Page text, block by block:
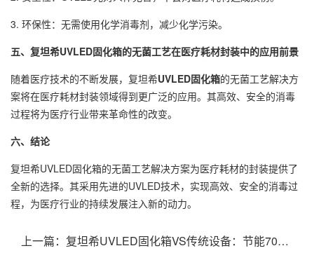
3. 环保性：无需使用化学消毒剂，减少化学污染。
五、复坦希UVLED固化箱的无菌工艺在医疗耗材封装中的应用前景
随着医疗技术的不断发展，复坦希UVLED固化箱的无菌工艺解决方
案将在医疗耗材封装领域得到更广泛的应用。其高效、安全的消毒
过程将为医疗行业带来革命性的改变。
六、结论
复坦希UVLED固化箱的无菌工艺解决方案为医疗耗材的封装提供了
全新的选择。其采用先进的UVLED技术，实现高效、安全的消毒过
程，为医疗行业的持续发展注入新的动力。
上一篇： 复坦希UVLED固化箱VS传统设备：节能70%的低温工艺深度对比